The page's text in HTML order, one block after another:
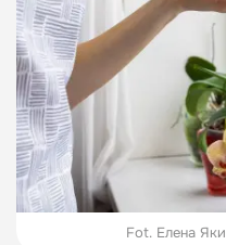
Fot. Елена